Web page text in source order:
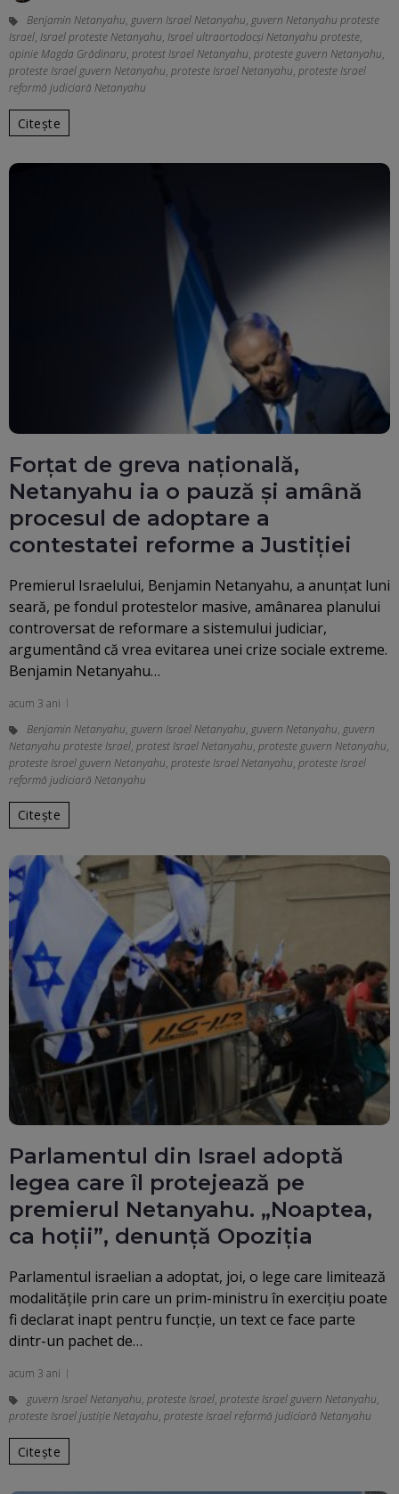
Benjamin Netanyahu, guvern Israel Netanyahu, guvern Netanyahu proteste
Israel, Israel proteste Netanyahu, Israel ultraortodocși Netanyahu proteste,
opinie Magda Grădinaru, protest Israel Netanyahu, proteste guvern Netanyahu,
proteste Israel guvern Netanyahu, proteste Israel Netanyahu, proteste Israel
reformă judiciară Netanyahu
Citește
Forțat de greva națională,
Netanyahu ia o pauză și amână
procesul de adoptare a
contestatei reforme a Justiției
Premierul Israelului, Benjamin Netanyahu, a anunţat luni
seară, pe fondul protestelor masive, amânarea planului
controversat de reformare a sistemului judiciar,
argumentând că vrea evitarea unei crize sociale extreme.
Benjamin Netanyahu…
acum 3 ani
Benjamin Netanyahu, guvern Israel Netanyahu, guvern Netanyahu, guvern
Netanyahu proteste Israel, protest Israel Netanyahu, proteste guvern Netanyahu,
proteste Israel guvern Netanyahu, proteste Israel Netanyahu, proteste Israel
reformă judiciară Netanyahu
Citește
Parlamentul din Israel adoptă
legea care îl protejează pe
premierul Netanyahu. „Noaptea,
ca hoții”, denunță Opoziția
Parlamentul israelian a adoptat, joi, o lege care limitează
modalităţile prin care un prim-ministru în exerciţiu poate
fi declarat inapt pentru funcţie, un text ce face parte
dintr-un pachet de…
acum 3 ani
guvern Israel Netanyahu, proteste Israel, proteste Israel guvern Netanyahu,
proteste Israel justiție Netayahu, proteste Israel reformă judiciară Netanyahu
Citește